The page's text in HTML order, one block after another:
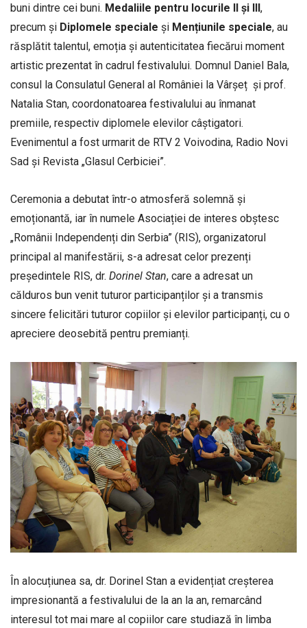
buni dintre cei buni. Medaliile pentru locurile II și III,
precum și Diplomele speciale și Mențiunile speciale, au
răsplătit talentul, emoția și autenticitatea fiecărui moment
artistic prezentat în cadrul festivalului. Domnul Daniel Bala,
consul la Consulatul General al României la Vârșeț și prof.
Natalia Stan, coordonatoarea festivalului au înmanat
premiile, respectiv diplomele elevilor câștigatori.
Evenimentul a fost urmarit de RTV 2 Voivodina, Radio Novi
Sad și Revista „Glasul Cerbiciei”.
Ceremonia a debutat într-o atmosferă solemnă și
emoționantă, iar în numele Asociației de interes obștesc
„Românii Independenți din Serbia” (RIS), organizatorul
principal al manifestării, s-a adresat celor prezenți
președintele RIS, dr. Dorinel Stan, care a adresat un
călduros bun venit tuturor participanților și a transmis
sincere felicitări tuturor copiilor și elevilor participanți, cu o
apreciere deosebită pentru premianți.
În alocuțiunea sa, dr. Dorinel Stan a evidențiat creșterea
impresionantă a festivalului de la an la an, remarcând
interesul tot mai mare al copiilor care studiază în limba